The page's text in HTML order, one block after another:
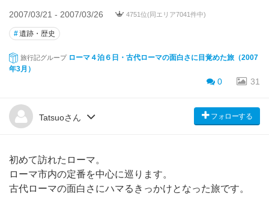
2007/03/21 - 2007/03/26 4751位(同エリア7041件中)
#遺跡・歴史
旅行記グループ ローマ４泊６日・古代ローマの面白さに目覚めた旅（2007
年3月）
0 31
Tatsuoさん フォローする
初めて訪れたローマ。
ローマ市内の定番を中心に巡ります。
古代ローマの面白さにハマるきっかけとなった旅です。